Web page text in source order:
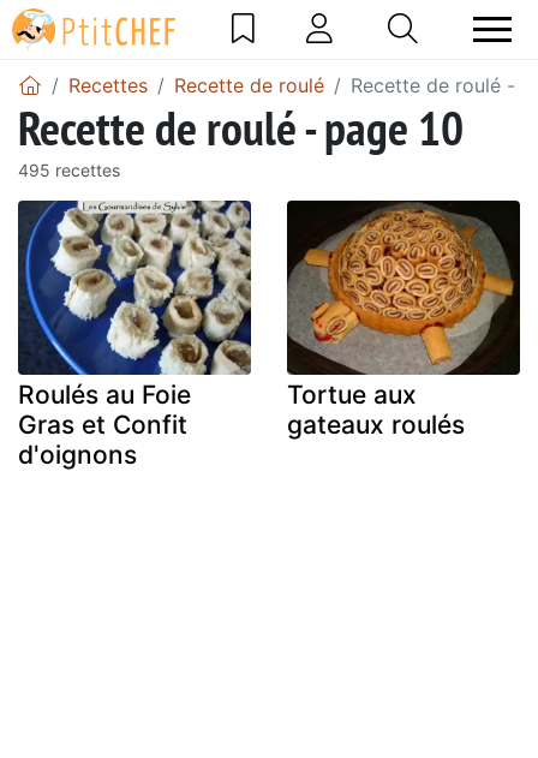
Recettes Recette de roulé Recette de roulé -
Recette de roulé - page 10
495 recettes
Roulés au Foie
Gras et Confit
d'oignons
Tortue aux
gateaux roulés